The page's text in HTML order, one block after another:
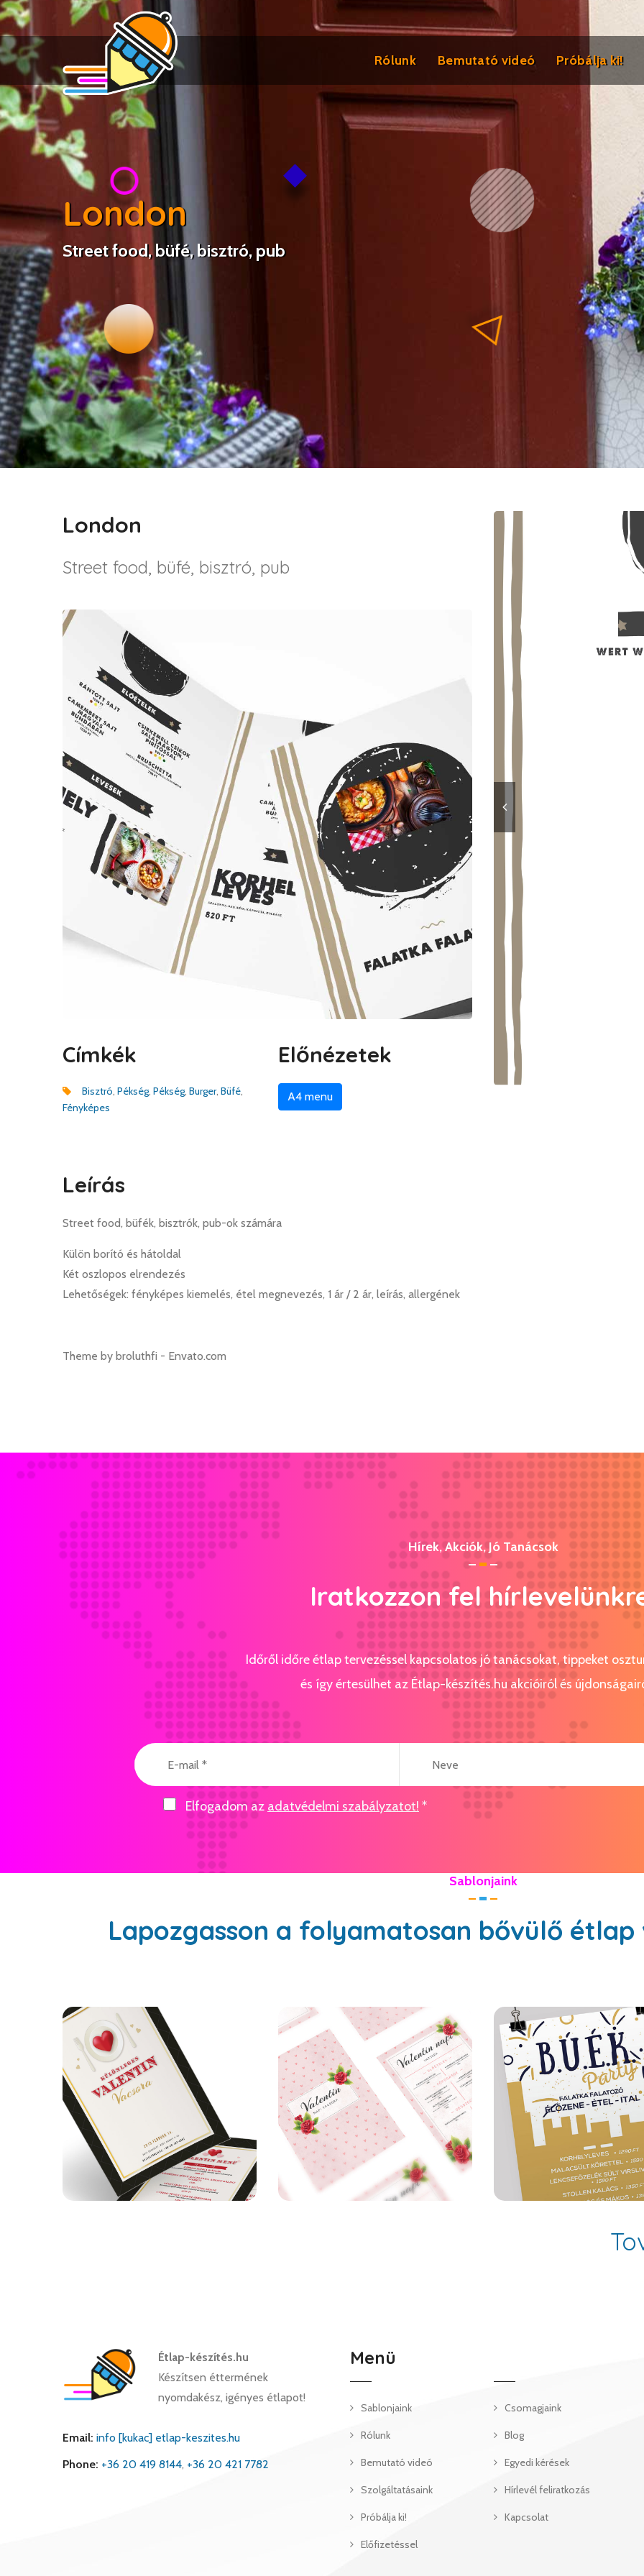
Rólunk Bemutató videó Próbálja ki!
London
Street food, büfé, bisztró, pub
London
Street food, büfé, bisztró, pub
Címkék
Bisztró, Pékség, Pékség, Burger, Büfé,
Fényképes
Előnézetek
A4 menu
Leírás
Street food, büfék, bisztrók, pub-ok számára
Külön borító és hátoldal
Két oszlopos elrendezés
Lehetőségek: fényképes kiemelés, étel megnevezés, 1 ár / 2 ár, leírás, allergének
Theme by broluthfi - Envato.com
Hírek, Akciók, Jó Tanácsok
Iratkozzon fel
Időről időre étlap tervezéssel kapcsolatos jó tanácsokat, tippeket
és így értesülhet az Étlap-készítés.hu akcióiról és
Elfogadom az adatvédelmi szabályzatot! *
Sablonjaink
Lapozgasson a folyamatosan bővülő
Verona Toronto
Étlap-készítés.hu
Készítsen éttermének
nyomdakész, igényes étlapot!
Email: info [kukac] etlap-keszites.hu
Phone: +36 20 419 8144, +36 20 421 7782
Menü
Sablonjaink
Rólunk
Bemutató videó
Szolgáltatásaink
Próbálja ki!
Előfizetéssel
Csomagjaink
Blog
Egyedi kérések
Hírlevél feliratkozás
Kapcsolat